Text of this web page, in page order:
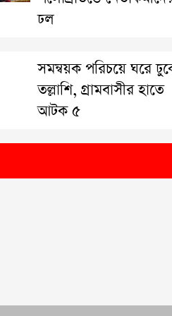
ঢল
সমন্বয়ক পরিচয়ে ঘরে
তল্লাশি, গ্রামবাসীর হাতে
আটক ৫